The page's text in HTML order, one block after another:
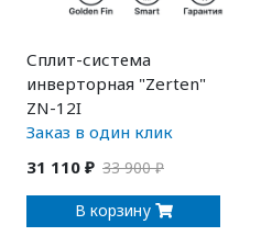
Сплит-система
инверторная "Zerten"
ZN-12I
Заказ в один клик
31 110 ₽ 33 900 ₽
В корзину